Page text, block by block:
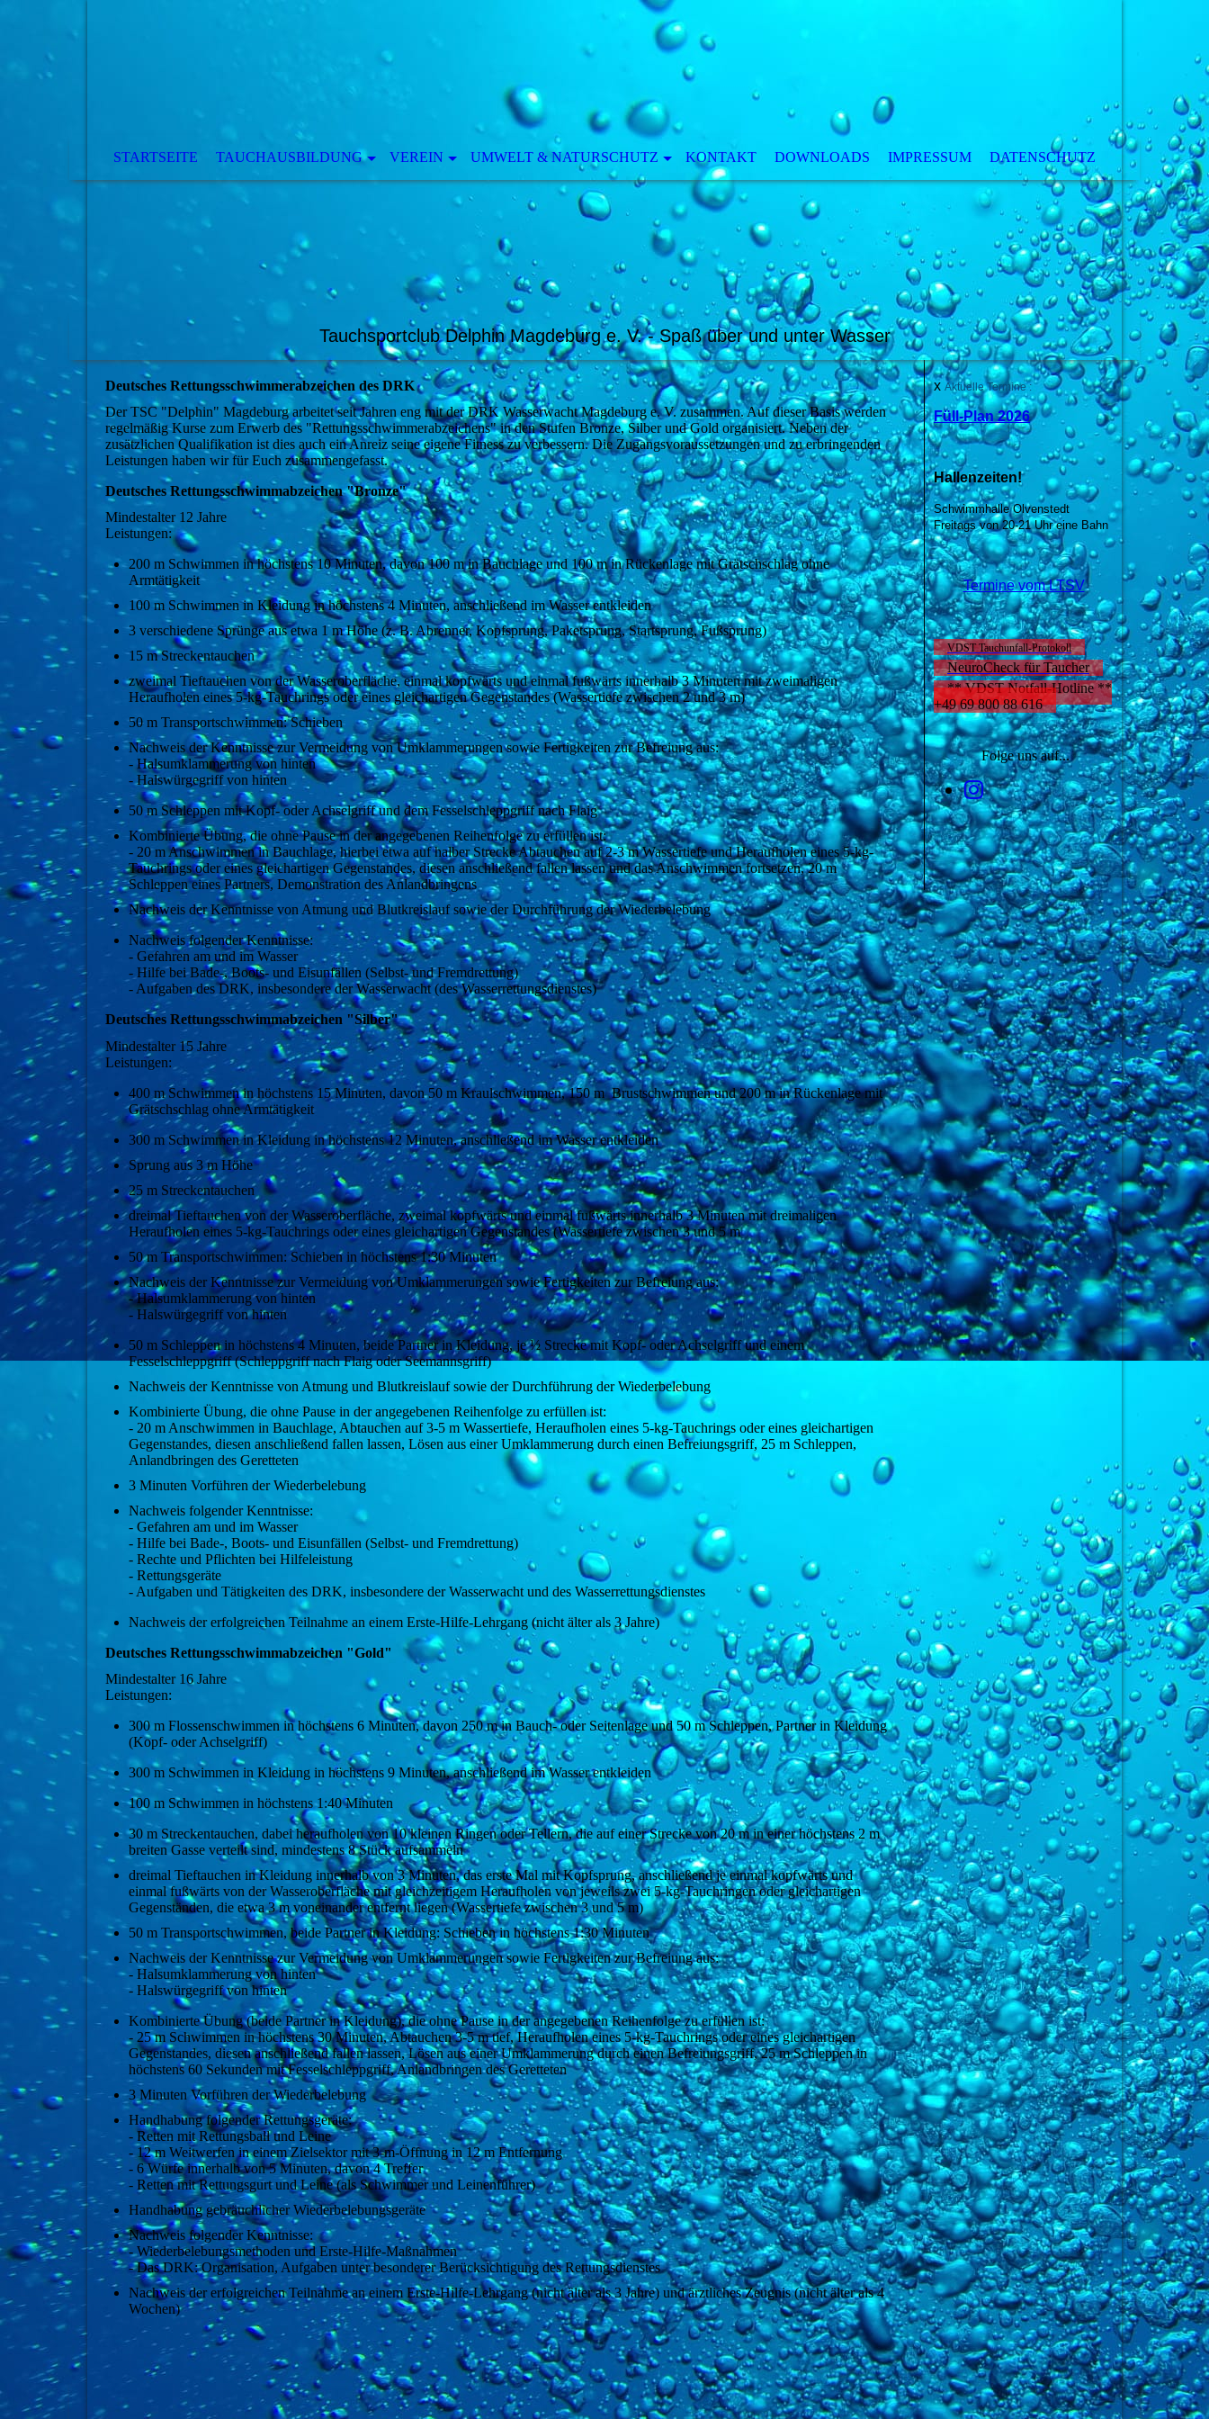
STARTSEITE TAUCHAUSBILDUNG VEREIN UMWELT & NATURSCHUTZ KONTAKT DOWNLOADS IMPRESSUM DATENSCHUTZ
Tauchsportclub Delphin Magdeburg e. V.- Spaß über und unter Wasser
Deutsches Rettungsschwimmerabzeichen des DRK
Der TSC "Delphin" Magdeburg arbeitet seit Jahren eng mit der DRK Wasserwacht Magdeburg e. V. zusammen. Auf dieser Basis werden
regelmäßig Kurse zum Erwerb des "Rettungsschwimmerabzeichens" in den Stufen Bronze, Silber und Gold organisiert. Neben der
zusätzlichen Qualifikation ist dies auch ein Anreiz seine eigene Fitness zu verbessern. Die Zugangsvoraussetzungen und zu erbringenden
Leistungen haben wir für Euch zusammengefasst.
Deutsches Rettungsschwimmabzeichen "Bronze"
Mindestalter 12 Jahre
Leistungen:
200 m Schwimmen in höchstens 10 Minuten, davon 100 m in Bauchlage und 100 m in Rückenlage mit Grätschschlag ohne
Armtätigkeit
100 m Schwimmen in Kleidung in höchstens 4 Minuten, anschließend im Wasser entkleiden
3 verschiedene Sprünge aus etwa 1 m Höhe (z. B. Abrenner, Kopfsprung, Paketsprung, Startsprung, Fußsprung)
15 m Streckentauchen
zweimal Tieftauchen von der Wasseroberfläche, einmal kopfwärts und einmal fußwärts innerhalb 3 Minuten mit zweimaligen
Heraufholen eines 5-kg-Tauchrings oder eines gleichartigen Gegenstandes (Wassertiefe zwischen 2 und 3 m)
50 m Transportschwimmen: Schieben
Nachweis der Kenntnisse zur Vermeidung von Umklammerungen sowie Fertigkeiten zur Befreiung aus:
- Halsumklammerung von hinten
- Halswürgegriff von hinten
50 m Schleppen mit Kopf- oder Achselgriff und dem Fesselschleppgriff nach Flaig
Kombinierte Übung, die ohne Pause in der angegebenen Reihenfolge zu erfüllen ist:
- 20 m Anschwimmen in Bauchlage, hierbei etwa auf halber Strecke Abtauchen auf 2-3 m Wassertiefe und Heraufholen eines 5-kg-
Tauchrings oder eines gleichartigen Gegenstandes, diesen anschließend fallen lassen und das Anschwimmen fortsetzen, 20 m
Schleppen eines Partners, Demonstration des Anlandbringens
Nachweis der Kenntnisse von Atmung und Blutkreislauf sowie der Durchführung der Wiederbelebung
Nachweis folgender Kenntnisse:
- Gefahren am und im Wasser
- Hilfe bei Bade-, Boots- und Eisunfällen (Selbst- und Fremdrettung)
- Aufgaben des DRK, insbesondere der Wasserwacht (des Wasserrettungsdienstes)
Deutsches Rettungsschwimmabzeichen "Silber"
Mindestalter 15 Jahre
Leistungen:
400 m Schwimmen in höchstens 15 Minuten, davon 50 m Kraulschwimmen, 150 m Brustschwimmen und 200 m in Rückenlage mit
Grätschschlag ohne Armtätigkeit
300 m Schwimmen in Kleidung in höchstens 12 Minuten, anschließend im Wasser entkleiden
Sprung aus 3 m Höhe
25 m Streckentauchen
dreimal Tieftauchen von der Wasseroberfläche, zweimal kopfwärts und einmal fußwärts innerhalb 3 Minuten mit dreimaligen
Heraufholen eines 5-kg-Tauchrings oder eines gleichartigen Gegenstandes (Wassertiefe zwischen 3 und 5 m
50 m Transportschwimmen: Schieben in höchstens 1:30 Minuten
Nachweis der Kenntnisse zur Vermeidung von Umklammerungen sowie Fertigkeiten zur Befreiung aus:
- Halsumklammerung von hinten
- Halswürgegriff von hinten
50 m Schleppen in höchstens 4 Minuten, beide Partner in Kleidung, je ½ Strecke mit Kopf- oder Achselgriff und einem
Fesselschleppgriff (Schleppgriff nach Flaig oder Seemannsgriff)
Nachweis der Kenntnisse von Atmung und Blutkreislauf sowie der Durchführung der Wiederbelebung
Kombinierte Übung, die ohne Pause in der angegebenen Reihenfolge zu erfüllen ist:
- 20 m Anschwimmen in Bauchlage, Abtauchen auf 3-5 m Wassertiefe, Heraufholen eines 5-kg-Tauchrings oder eines gleichartigen
Gegenstandes, diesen anschließend fallen lassen, Lösen aus einer Umklammerung durch einen Befreiungsgriff, 25 m Schleppen,
Anlandbringen des Geretteten
3 Minuten Vorführen der Wiederbelebung
Nachweis folgender Kenntnisse:
- Gefahren am und im Wasser
- Hilfe bei Bade-, Boots- und Eisunfällen (Selbst- und Fremdrettung)
- Rechte und Pflichten bei Hilfeleistung
- Rettungsgeräte
- Aufgaben und Tätigkeiten des DRK, insbesondere der Wasserwacht und des Wasserrettungsdienstes
Nachweis der erfolgreichen Teilnahme an einem Erste-Hilfe-Lehrgang (nicht älter als 3 Jahre)
Deutsches Rettungsschwimmabzeichen "Gold"
Mindestalter 16 Jahre
Leistungen:
300 m Flossenschwimmen in höchstens 6 Minuten, davon 250 m in Bauch- oder Seitenlage und 50 m Schleppen, Partner in Kleidung
(Kopf- oder Achselgriff)
300 m Schwimmen in Kleidung in höchstens 9 Minuten, anschließend im Wasser entkleiden
100 m Schwimmen in höchstens 1:40 Minuten
30 m Streckentauchen, dabei heraufholen von 10 kleinen Ringen oder Tellern, die auf einer Strecke von 20 m in einer höchstens 2 m
breiten Gasse verteilt sind, mindestens 8 Stück aufsammeln
dreimal Tieftauchen in Kleidung innerhalb von 3 Minuten, das erste Mal mit Kopfsprung, anschließend je einmal kopfwärts und
einmal fußwärts von der Wasseroberfläche mit gleichzeitigem Heraufholen von jeweils zwei 5-kg-Tauchringen oder gleichartigen
Gegenständen, die etwa 3 m voneinander entfernt liegen (Wassertiefe zwischen 3 und 5 m)
50 m Transportschwimmen, beide Partner in Kleidung: Schieben in höchstens 1:30 Minuten
Nachweis der Kenntnisse zur Vermeidung von Umklammerungen sowie Fertigkeiten zur Befreiung aus:
- Halsumklammerung von hinten
- Halswürgegriff von hinten
Kombinierte Übung (beide Partner in Kleidung), die ohne Pause in der angegebenen Reihenfolge zu erfüllen ist:
- 25 m Schwimmen in höchstens 30 Minuten, Abtauchen 3-5 m tief, Heraufholen eines 5-kg-Tauchrings oder eines gleichartigen
Gegenstandes, diesen anschließend fallen lassen, Lösen aus einer Umklammerung durch einen Befreiungsgriff, 25 m Schleppen in
höchstens 60 Sekunden mit Fesselschleppgriff, Anlandbringen des Geretteten
3 Minuten Vorführen der Wiederbelebung
Handhabung folgender Rettungsgeräte:
- Retten mit Rettungsball und Leine
- 12 m Weitwerfen in einem Zielsektor mit 3-m-Öffnung in 12 m Entfernung
- 6 Würfe innerhalb von 5 Minuten, davon 4 Treffer
- Retten mit Rettungsgurt und Leine (als Schwimmer und Leinenführer)
Handhabung gebräuchlicher Wiederbelebungsgeräte
Nachweis folgender Kenntnisse:
- Wiederbelebungsmethoden und Erste-Hilfe-Maßnahmen
- Das DRK: Organisation, Aufgaben unter besonderer Berücksichtigung des Rettungsdienstes
Nachweis der erfolgreichen Teilnahme an einem Erste-Hilfe-Lehrgang (nicht älter als 3 Jahre) und ärztliches Zeugnis (nicht älter als 4
Wochen)
x Aktuelle Termine :
Füll-Plan 2026
Hallenzeiten!
Schwimmhalle Olvenstedt
Freitags von 20-21 Uhr eine Bahn
Termine vom LTSV
VDST Tauchunfall-Protokoll
NeuroCheck für Taucher
** VDST Notfall-Hotline **
+49 69 800 88 616
Folge uns auf...